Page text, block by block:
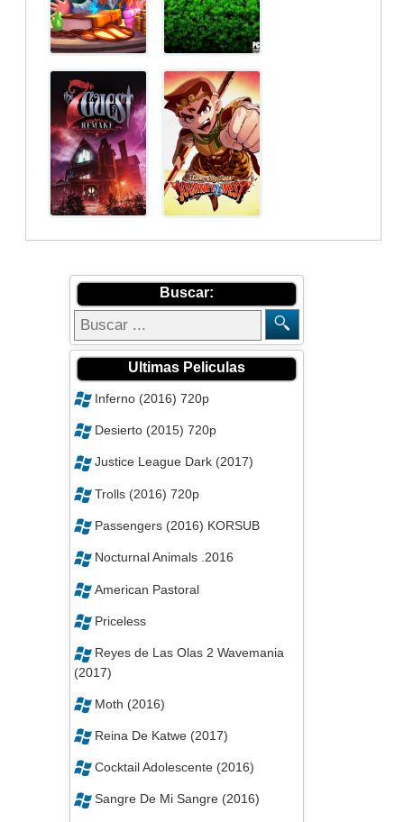
Buscar:
Ultimas Peliculas
Inferno (2016) 720p
Desierto (2015) 720p
Justice League Dark (2017)
Trolls (2016) 720p
Passengers (2016) KORSUB
Nocturnal Animals .2016
American Pastoral
Priceless
Reyes de Las Olas 2 Wavemania
(2017)
Moth (2016)
Reina De Katwe (2017)
Cocktail Adolescente (2016)
Sangre De Mi Sangre (2016)